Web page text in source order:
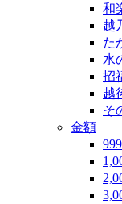
和
越
た
水
招
越
そ
金額